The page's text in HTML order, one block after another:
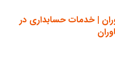
| خدمات حسابداری در